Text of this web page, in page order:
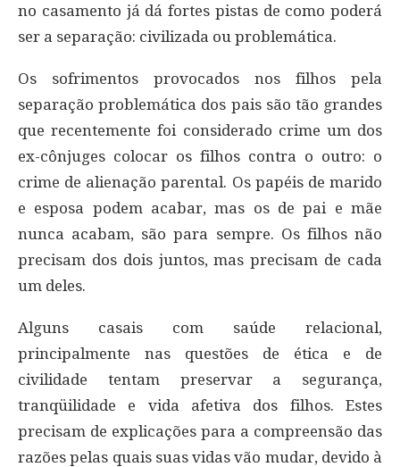
no casamento já dá fortes pistas de como poderá
ser a separação: civilizada ou problemática.
Os sofrimentos provocados nos filhos pela
separação problemática dos pais são tão grandes
que recentemente foi considerado crime um dos
ex-cônjuges colocar os filhos contra o outro: o
crime de alienação parental. Os papéis de marido
e esposa podem acabar, mas os de pai e mãe
nunca acabam, são para sempre. Os filhos não
precisam dos dois juntos, mas precisam de cada
um deles.
Alguns casais com saúde relacional,
principalmente nas questões de ética e de
civilidade tentam preservar a segurança,
tranqüilidade e vida afetiva dos filhos. Estes
precisam de explicações para a compreensão das
razões pelas quais suas vidas vão mudar, devido à